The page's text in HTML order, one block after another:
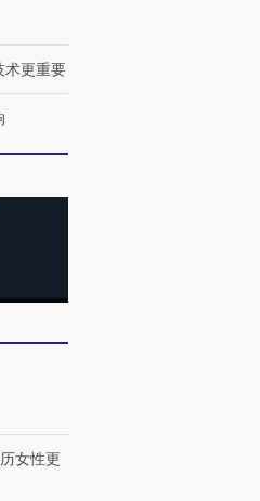
泽连斯基密集出访美英 索
【商旅对话】华住集团
术更重要
女性更